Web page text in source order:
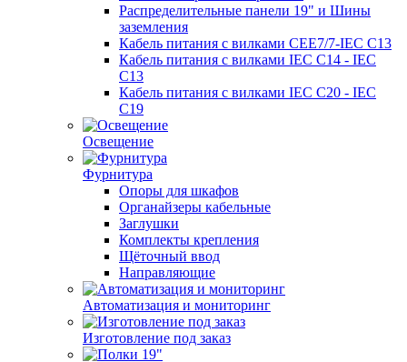
Распределительные панели 19" и Шины
заземления
Кабель питания с вилками CEE7/7-IEC C13
Кабель питания с вилками IEC C14 - IEC
C13
Кабель питания с вилками IEC C20 - IEC
C19
Освещение
Фурнитура
Опоры для шкафов
Органайзеры кабельные
Заглушки
Комплекты крепления
Щёточный ввод
Направляющие
Автоматизация и мониторинг
Изготовление под заказ